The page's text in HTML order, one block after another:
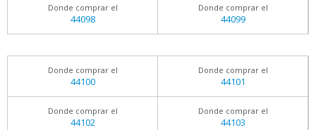
Donde comprar el
44098
Donde comprar el
44099
Donde comprar el
44100
Donde comprar el
44101
Donde comprar el
44102
Donde comprar el
44103